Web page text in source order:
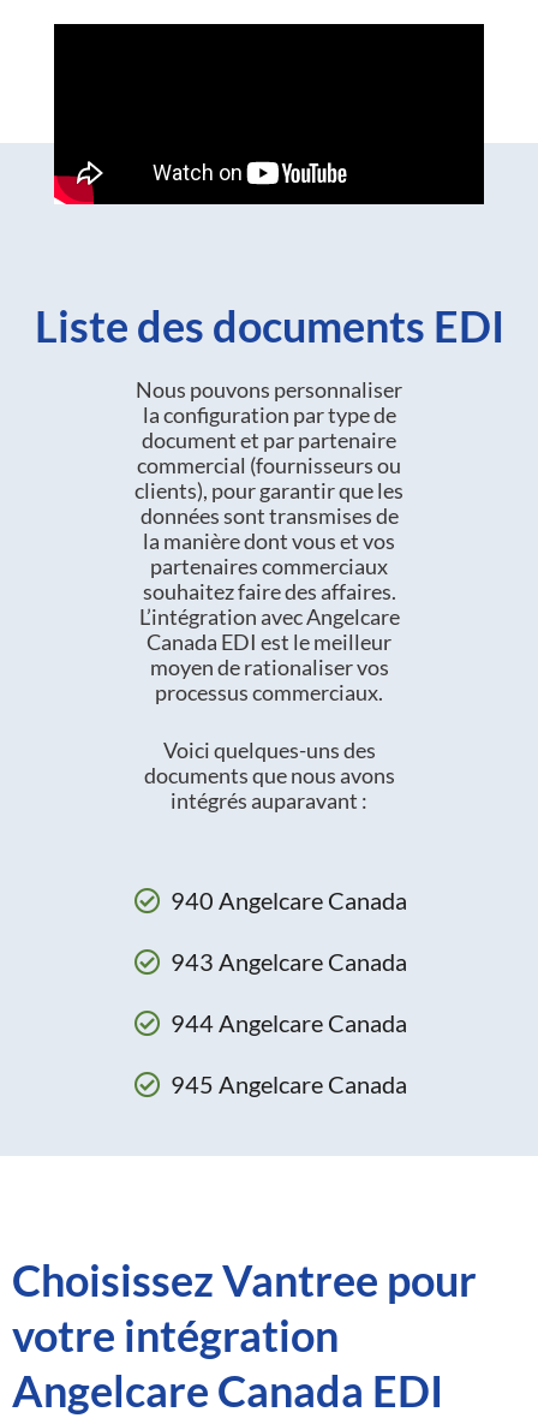
Liste des documents EDI
Nous pouvons personnaliser
la configuration par type de
document et par partenaire
commercial (fournisseurs ou
clients), pour garantir que les
données sont transmises de
la manière dont vous et vos
partenaires commerciaux
souhaitez faire des affaires.
L’intégration avec Angelcare
Canada EDI est le meilleur
moyen de rationaliser vos
processus commerciaux.
Voici quelques-uns des
documents que nous avons
intégrés auparavant :
940 Angelcare Canada
943 Angelcare Canada
944 Angelcare Canada
945 Angelcare Canada
Choisissez Vantree pour
votre intégration
Angelcare Canada EDI